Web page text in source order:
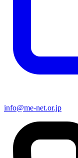
info@me-net.or.jp